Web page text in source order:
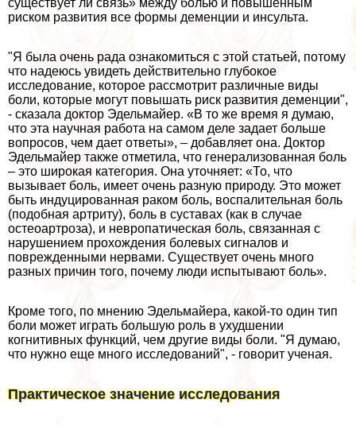
риском развития все формы деменции и инсульта.
"Я была очень рада ознакомиться с этой статьей, потому
что надеюсь увидеть действительно глубокое
исследование, которое рассмотрит различные виды
боли, которые могут повышать риск развития деменции",
- сказала доктор Эдельмайер. «В то же время я думаю,
что эта научная работа на самом деле задает больше
вопросов, чем дает ответы», – добавляет она. Доктор
Эдельмайер также отметила, что генерализованная боль
– это широкая категория. Она уточняет: «То, что
вызывает боль, имеет очень разную природу. Это может
быть индуцированная paком боль, воспалительная боль
(подобная артриту), боль в суставах (как в случае
остеоартроза), и невропатическая боль, связанная с
нарушением прохождения болевых сигналов и
поврежденными нервами. Существует очень много
разных причин того, почему люди испытывают боль».
Кроме того, по мнению Эдельмайера, какой-то один тип
боли может играть большую роль в ухудшении
когнитивных функций, чем другие виды боли. "Я думаю,
что нужно еще много исследований", - говорит ученая.
Пpaктическое значение исследования